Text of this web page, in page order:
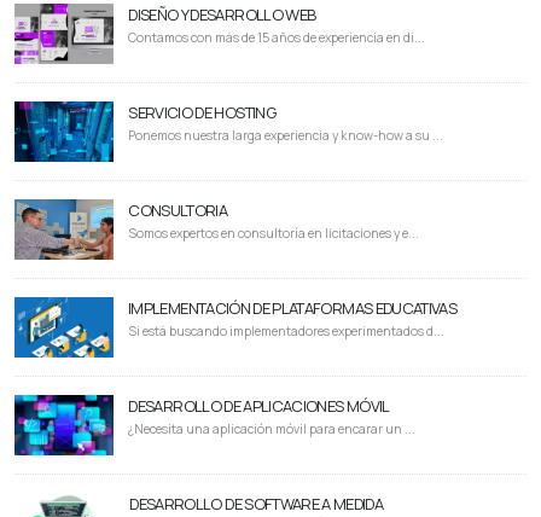
DISEÑO Y DESARROLLO WEB
Contamos con más de 15 años de experiencia en di...
SERVICIO DE HOSTING
Ponemos nuestra larga experiencia y know-how a su ...
CONSULTORIA
Somos expertos en consultoría en licitaciones y e...
IMPLEMENTACIÓN DE PLATAFORMAS EDUCATIVAS
Si está buscando implementadores experimentados d...
DESARROLLO DE APLICACIONES MÓVIL
¿Necesita una aplicación móvil para encarar un ...
DESARROLLO DE SOFTWARE A MEDIDA